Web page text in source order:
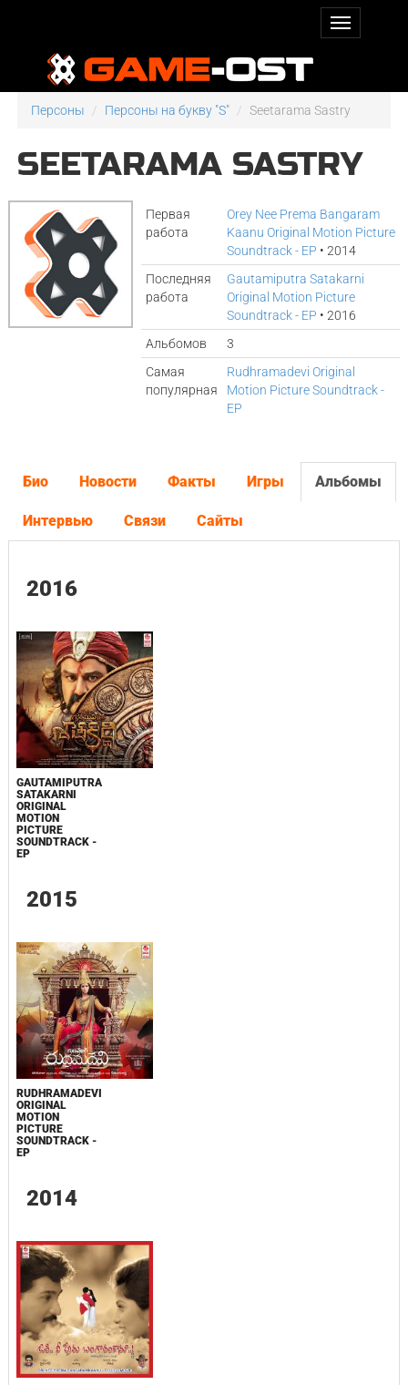
Персоны Персоны на букву "S" Seetarama Sastry
SEETARAMA SASTRY
Первая
работа
Orey Nee Prema Bangaram
Kaanu Original Motion Picture
Soundtrack - EP • 2014
Последняя
работа
Gautamiputra Satakarni
Original Motion Picture
Soundtrack - EP • 2016
Альбомов
3
Самая
популярная
Rudhramadevi Original
Motion Picture Soundtrack -
EP
Био Новости Факты Игры Альбомы
Интервью Связи Сайты
2016
GAUTAMIPUTRA
SATAKARNI
ORIGINAL
MOTION
PICTURE
SOUNDTRACK -
EP
2015
RUDHRAMADEVI
ORIGINAL
MOTION
PICTURE
SOUNDTRACK -
EP
2014